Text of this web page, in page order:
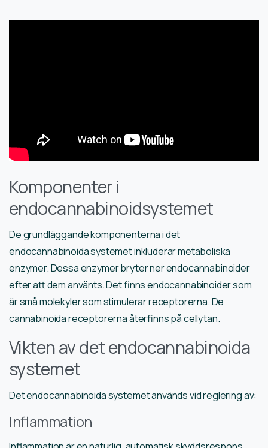
Komponenter i
endocannabinoidsystemet
De grundläggande komponenterna i det
endocannabinoida systemet inkluderar metaboliska
enzymer. Dessa enzymer bryter ner endocannabinoider
efter att dem använts. Det finns endocannabinoider som
är små molekyler som stimulerar receptorerna. De
cannabinoida receptorerna återfinns på cellytan.
Vikten av det endocannabinoida
systemet
Det endocannabinoida systemet används vid reglering av:
Inflammation